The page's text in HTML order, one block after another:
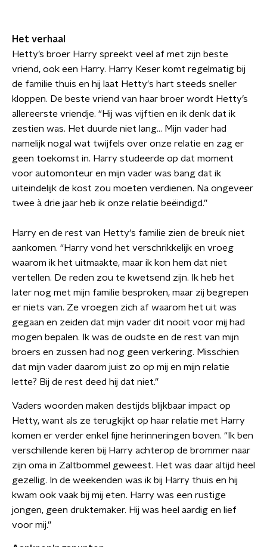
Het verhaal
Hetty’s broer Harry spreekt veel af met zijn beste
vriend, ook een Harry. Harry Keser komt regelmatig bij
de familie thuis en hij laat Hetty's hart steeds sneller
kloppen. De beste vriend van haar broer wordt Hetty’s
allereerste vriendje. “Hij was vijftien en ik denk dat ik
zestien was. Het duurde niet lang… Mijn vader had
namelijk nogal wat twijfels over onze relatie en zag er
geen toekomst in. Harry studeerde op dat moment
voor automonteur en mijn vader was bang dat ik
uiteindelijk de kost zou moeten verdienen. Na ongeveer
twee à drie jaar heb ik onze relatie beëindigd.”
Harry en de rest van Hetty's familie zien de breuk niet
aankomen. “Harry vond het verschrikkelijk en vroeg
waarom ik het uitmaakte, maar ik kon hem dat niet
vertellen. De reden zou te kwetsend zijn. Ik heb het
later nog met mijn familie besproken, maar zij begrepen
er niets van. Ze vroegen zich af waarom het uit was
gegaan en zeiden dat mijn vader dit nooit voor mij had
mogen bepalen. Ik was de oudste en de rest van mijn
broers en zussen had nog geen verkering. Misschien
dat mijn vader daarom juist zo op mij en mijn relatie
lette? Bij de rest deed hij dat niet.”
Vaders woorden maken destijds blijkbaar impact op
Hetty, want als ze terugkijkt op haar relatie met Harry
komen er verder enkel fijne herinneringen boven. “Ik ben
verschillende keren bij Harry achterop de brommer naar
zijn oma in Zaltbommel geweest. Het was daar altijd heel
gezellig. In de weekenden was ik bij Harry thuis en hij
kwam ook vaak bij mij eten. Harry was een rustige
jongen, geen druktemaker. Hij was heel aardig en lief
voor mij.”